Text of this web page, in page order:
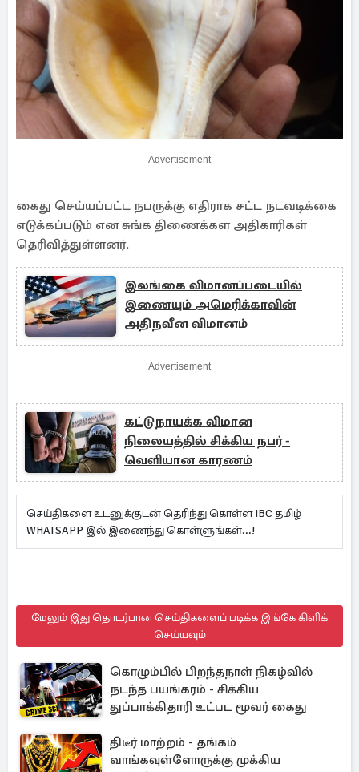
Advertisement
கைது செய்யப்பட்ட நபருக்கு எதிராக சட்ட நடவடிக்கை
எடுக்கப்படும் என சுங்க திணைக்கள அதிகாரிகள்
தெரிவித்துள்ளனர்.
இலங்கை விமானப்படையில்
இணையும் அமெரிக்காவின்
அதிநவீன விமானம்
Advertisement
கட்டுநாயக்க விமான
நிலையத்தில் சிக்கிய நபர் -
வெளியான காரணம்
செய்திகளை உடனுக்குடன் தெரிந்து கொள்ள IBC தமிழ்
WHATSAPP இல் இணைந்து கொள்ளுங்கள்...!
மேலும் இது தொடர்பான செய்திகளைப் படிக்க இங்கே கிளிக்
செய்யவும்
கொழும்பில் பிறந்தநாள் நிகழ்வில்
நடந்த பயங்கரம் - சிக்கிய
துப்பாக்கிதாரி உட்பட மூவர் கைது
திடீர் மாற்றம் - தங்கம்
வாங்கவுள்ளோருக்கு முக்கிய